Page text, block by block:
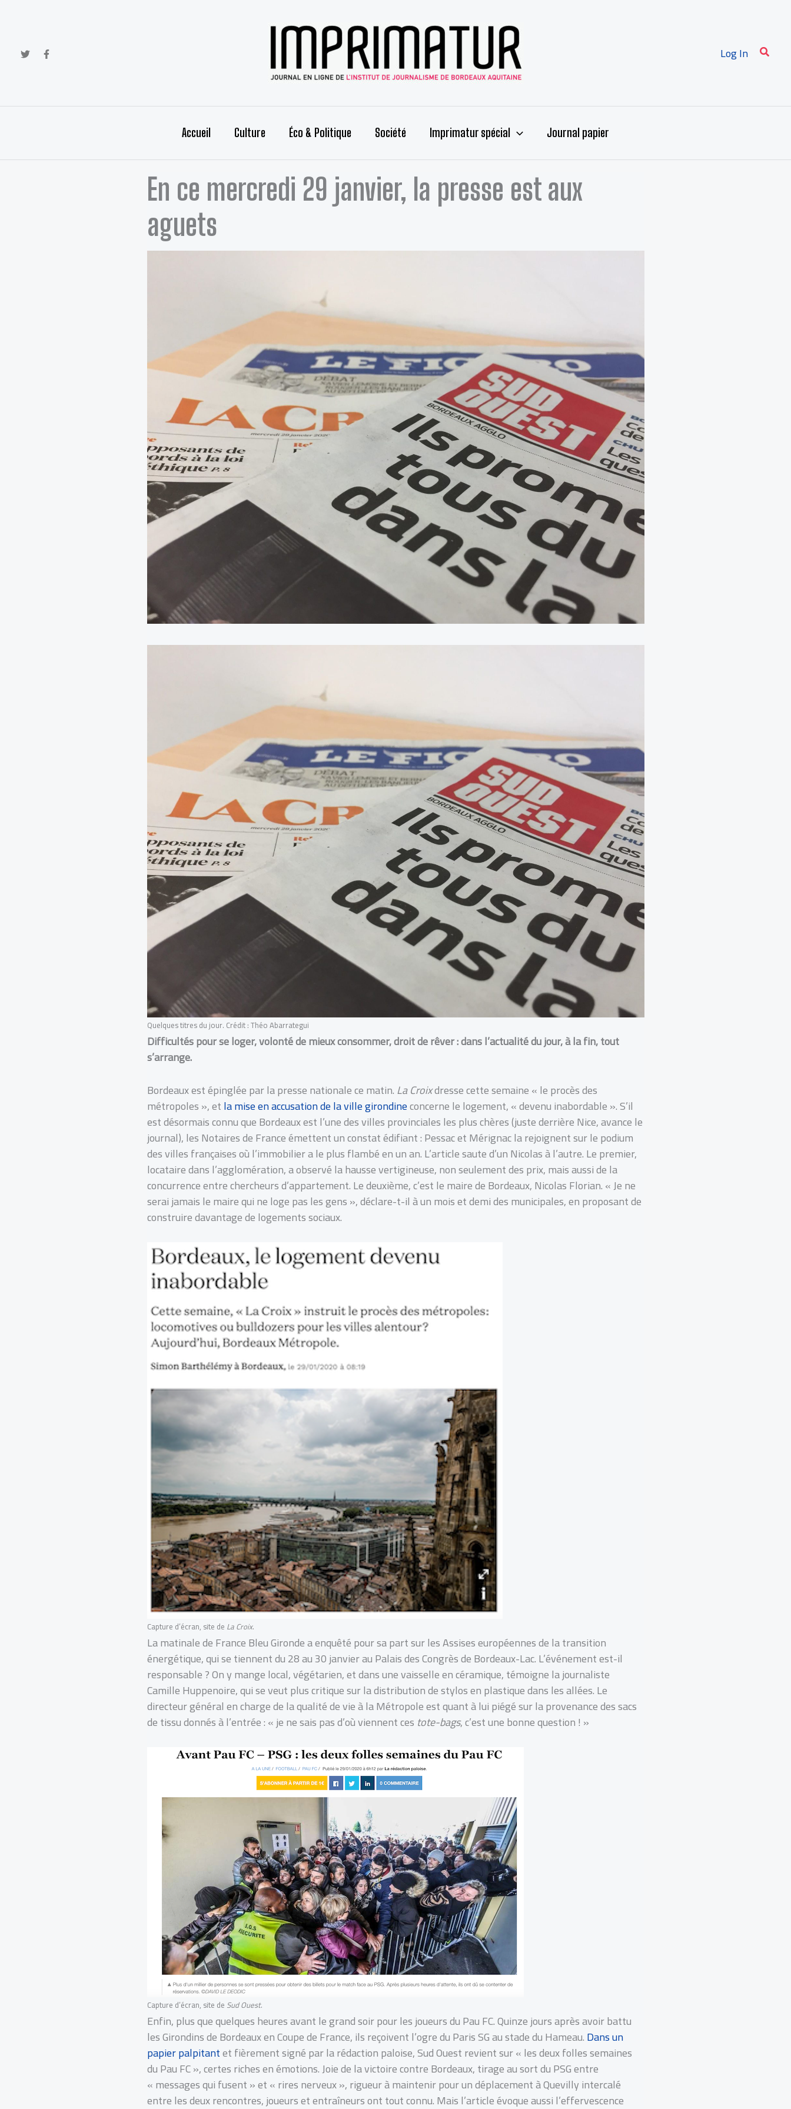
Log In
Accueil Culture Éco & Politique Société Imprimatur spécial Journal papier
En ce mercredi 29 janvier, la presse est aux
aguets
Quelques titres du jour. Crédit : Théo Abarrategui
Difficultés pour se loger, volonté de mieux consommer, droit de rêver : dans l’actualité du jour, à la fin, tout
s’arrange.
Bordeaux est épinglée par la presse nationale ce matin.La Croixdresse cette semaine « le procès des
métropoles », etla mise en accusation de la ville girondineconcerne le logement, « devenu inabordable ». S’il
est désormais connu que Bordeaux est l’une des villes provinciales les plus chères (juste derrière Nice, avance le
journal), les Notaires de France émettent un constat édifiant : Pessac et Mérignac la rejoignent sur le podium
des villes françaises où l’immobilier a le plus flambé en un an. L’article saute d’un Nicolas à l’autre. Le premier,
locataire dans l’agglomération, a observé la hausse vertigineuse, non seulement des prix, mais aussi de la
concurrence entre chercheurs d’appartement. Le deuxième, c’est le maire de Bordeaux, Nicolas Florian. « Je ne
serai jamais le maire qui ne loge pas les gens », déclare-t-il à un mois et demi des municipales, en proposant de
construire davantage de logements sociaux.
Capture d’écran, site de La Croix.
La matinale de France Bleu Gironde a enquêté pour sa part sur les Assises européennes de la transition
énergétique, qui se tiennent du 28 au 30 janvier au Palais des Congrès de Bordeaux-Lac. L’événement est-il
responsable ? On y mange local, végétarien, et dans une vaisselle en céramique, témoigne la journaliste
Camille Huppenoire, qui se veut plus critique sur la distribution de stylos en plastique dans les allées. Le
directeur général en charge de la qualité de vie à la Métropole est quant à lui piégé sur la provenance des sacs
de tissu donnés à l’entrée : « je ne sais pas d’où viennent ces tote-bags, c’est une bonne question ! »
Capture d’écran, site de Sud Ouest.
Enfin, plus que quelques heures avant le grand soir pour les joueurs du Pau FC. Quinze jours après avoir battu
les Girondins de Bordeaux en Coupe de France, ils reçoivent l’ogre du Paris SG au stade du Hameau.Dans un
papier palpitantet fièrement signé par la rédaction paloise, Sud Ouest revient sur « les deux folles semaines
du Pau FC », certes riches en émotions. Joie de la victoire contre Bordeaux, tirage au sort du PSG entre
« messages qui fusent » et « rires nerveux », rigueur à maintenir pour un déplacement à Quevilly intercalé
entre les deux rencontres, joueurs et entraîneurs ont tout connu. Mais l’article évoque aussi l’effervescence